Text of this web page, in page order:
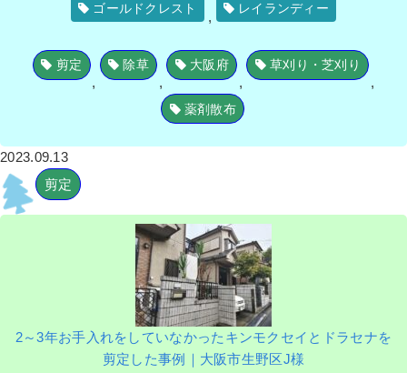
ゴールドクレスト
,
レイランディー
剪定
,
除草
,
大阪府
,
草刈り・芝刈り
,
薬剤散布
2023.09.13
剪定
2～3年お手入れをしていなかったキンモクセイとドラセナを
剪定した事例｜大阪市生野区J様